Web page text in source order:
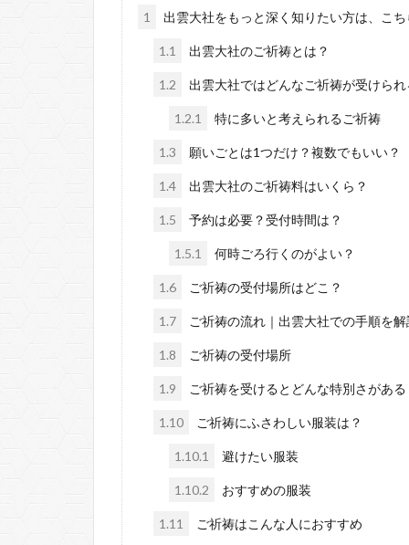
1 出雲大社をもっと深く知りたい方は、こ
1.1 出雲大社のご祈祷とは？
1.2 出雲大社ではどんなご祈祷が受けら
1.2.1 特に多いと考えられるご祈祷
1.3 願いごとは1つだけ？複数でもいい？
1.4 出雲大社のご祈祷料はいくら？
1.5 予約は必要？受付時間は？
1.5.1 何時ごろ行くのがよい？
1.6 ご祈祷の受付場所はどこ？
1.7 ご祈祷の流れ｜出雲大社での手順を解
1.8 ご祈祷の受付場所
1.9 ご祈祷を受けるとどんな特別さがある
1.10 ご祈祷にふさわしい服装は？
1.10.1 避けたい服装
1.10.2 おすすめの服装
1.11 ご祈祷はこんな人におすすめ